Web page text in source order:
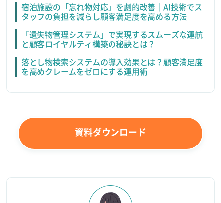
宿泊施設の「忘れ物対応」を劇的改善｜AI技術でス
タッフの負担を減らし顧客満足度を高める方法
「遺失物管理システム」で実現するスムーズな運航
と顧客ロイヤルティ構築の秘訣とは？
落とし物検索システムの導入効果とは？顧客満足度
を高めクレームをゼロにする運用術
資料ダウンロード